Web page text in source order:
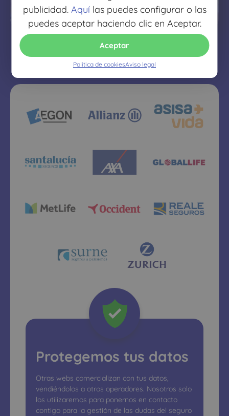
publicidad. Aquílas puedes configurar o las
puedes aceptar haciendo clic en Aceptar.
Aceptar
Política de cookiesAviso legal
quieres
Protegemos tus datos
Otras webs comercializan con tus datos,
vendiéndolos a otros operadores. Nosotros solo
los utilizaremos para ponernos en contacto
contigo para la gestión de las dudas del seguro